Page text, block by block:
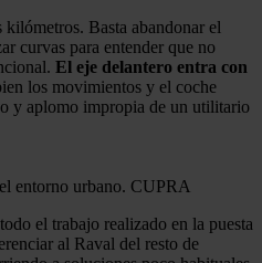
kilómetros. Basta abandonar el
curvas para entender que no
El eje delantero entra con
los movimientos y el coche
y aplomo impropia de un utilitario
entorno urbano. CUPRA
el trabajo realizado en la puesta
al Raval del resto de